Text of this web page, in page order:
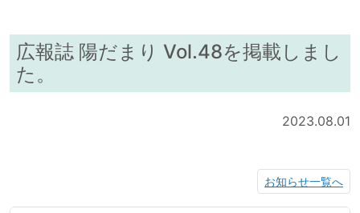
広報誌 陽だまり Vol.48を掲載しまし
た。
2023.08.01
お知らせ一覧へ